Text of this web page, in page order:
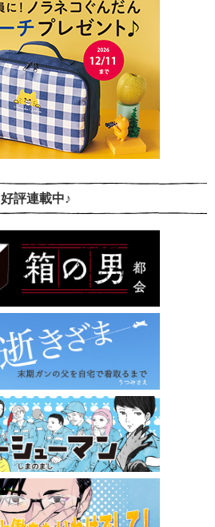
好評連載中♪